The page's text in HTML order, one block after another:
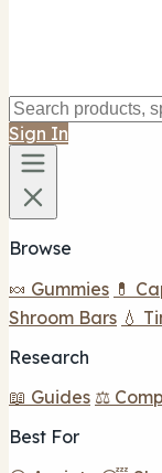
Sign In
Browse
🍬 Gummies 💊
Shroom Bars 💧
Research
📖 Guides ⚖️
Best For